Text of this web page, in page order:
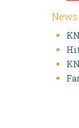
News